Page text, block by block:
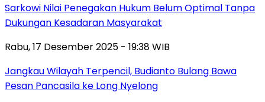
Sarkowi Nilai Penegakan Hukum Belum Optimal Tanpa
Dukungan Kesadaran Masyarakat
Rabu, 17 Desember 2025 - 19:38 WIB
Jangkau Wilayah Terpencil, Budianto Bulang Bawa
Pesan Pancasila ke Long Nyelong